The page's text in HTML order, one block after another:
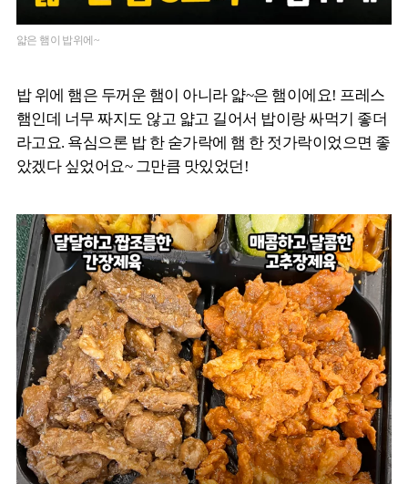
얇은 햄이 밥위에~
밥 위에 햄은 두꺼운 햄이 아니라 얇~은 햄이에요! 프레스
햄인데 너무 짜지도 않고 얇고 길어서 밥이랑 싸먹기 좋더
라고요. 욕심으론 밥 한 숟가락에 햄 한 젓가락이었으면 좋
았겠다 싶었어요~ 그만큼 맛있었던!